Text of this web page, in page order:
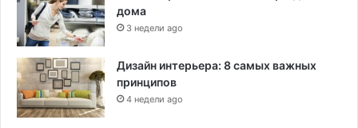
дома
3 недели ago
Дизайн интерьера: 8 самых важных
принципов
4 недели ago